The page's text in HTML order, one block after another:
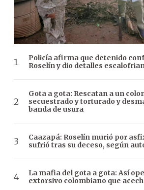
Policía afirma que detenido
Roselín y dio detalles
Gota a gota: Rescatan a un
secuestrado y torturado y
banda de usura
Caazapá: Roselín murió por
sufrió tras su deceso, según
La mafia del gota a gota: Así
extorsivo colombiano que